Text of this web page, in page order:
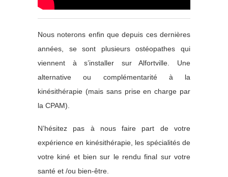
Nous noterons enfin que depuis ces dernières
années, se sont plusieurs ostéopathes qui
viennent à s’installer sur Alfortville. Une
alternative ou complémentarité à la
kinésithérapie (mais sans prise en charge par
la CPAM).
N’hésitez pas à nous faire part de votre
expérience en kinésithérapie, les spécialités de
votre kiné et bien sur le rendu final sur votre
santé et /ou bien-être.